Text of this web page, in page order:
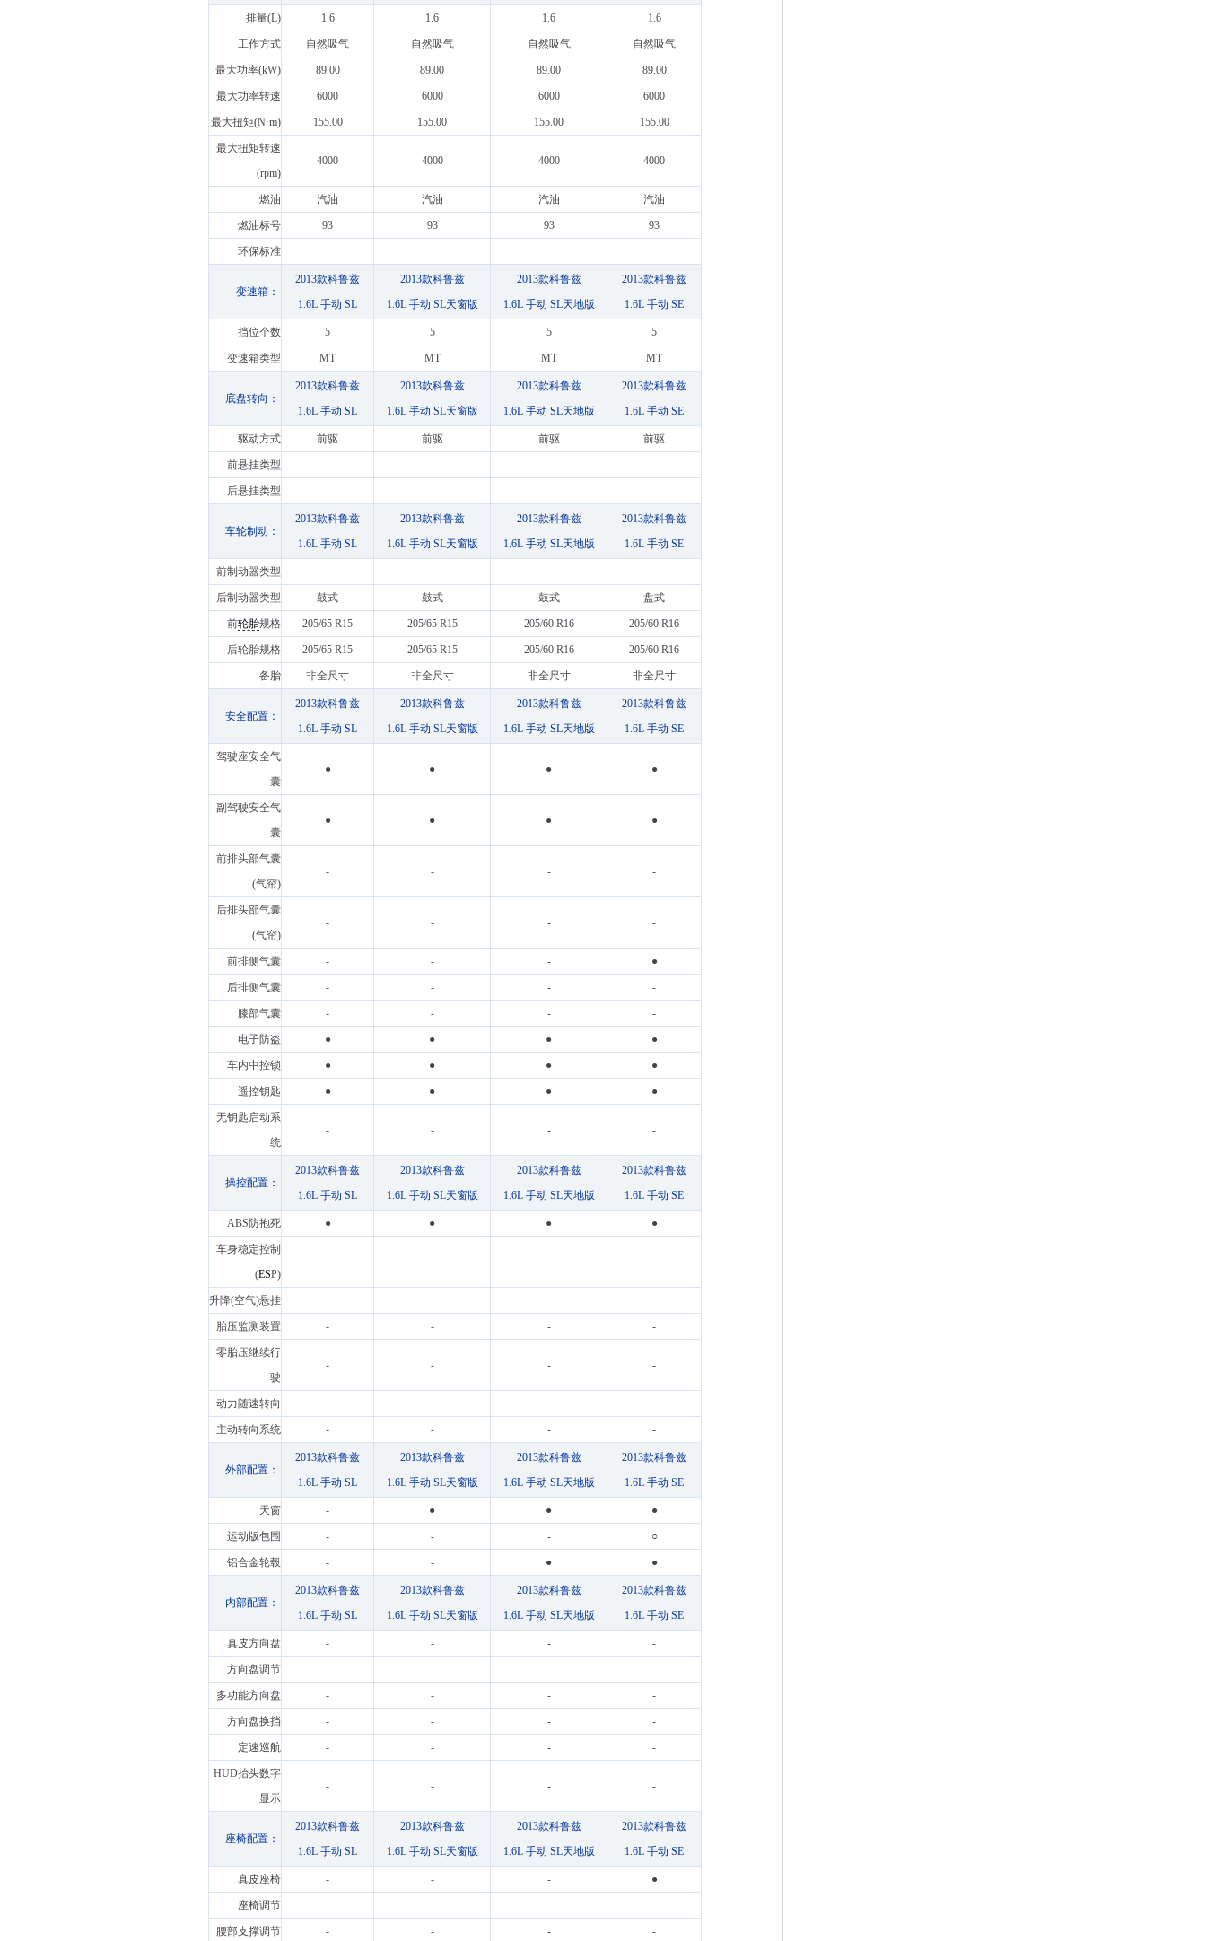
排量(L) 1.6 1.6 1.6 1.6
工作方式 自然吸气 自然吸气 自然吸气 自然吸气
最大功率(kW) 89.00 89.00 89.00 89.00
最大功率转速 6000 6000 6000 6000
最大扭矩(N·m) 155.00 155.00 155.00 155.00
最大扭矩转速
(rpm)
4000 4000 4000 4000
燃油 汽油 汽油 汽油 汽油
燃油标号 93 93 93 93
环保标准
变速箱：
2013款科鲁兹
1.6L 手动 SL
2013款科鲁兹
1.6L 手动 SL天窗版
2013款科鲁兹
1.6L 手动 SL天地版
2013款科鲁兹
1.6L 手动 SE
挡位个数 5 5 5 5
变速箱类型 MT MT MT MT
底盘转向：
2013款科鲁兹
1.6L 手动 SL
2013款科鲁兹
1.6L 手动 SL天窗版
2013款科鲁兹
1.6L 手动 SL天地版
2013款科鲁兹
1.6L 手动 SE
驱动方式 前驱 前驱 前驱 前驱
前悬挂类型
后悬挂类型
车轮制动：
2013款科鲁兹
1.6L 手动 SL
2013款科鲁兹
1.6L 手动 SL天窗版
2013款科鲁兹
1.6L 手动 SL天地版
2013款科鲁兹
1.6L 手动 SE
前制动器类型
后制动器类型 鼓式 鼓式 鼓式 盘式
前轮胎规格 205/65 R15 205/65 R15 205/60 R16 205/60 R16
后轮胎规格 205/65 R15 205/65 R15 205/60 R16 205/60 R16
备胎 非全尺寸 非全尺寸 非全尺寸 非全尺寸
安全配置：
2013款科鲁兹
1.6L 手动 SL
2013款科鲁兹
1.6L 手动 SL天窗版
2013款科鲁兹
1.6L 手动 SL天地版
2013款科鲁兹
1.6L 手动 SE
驾驶座安全气
囊
● ● ● ●
副驾驶安全气
囊
● ● ● ●
前排头部气囊
(气帘)
- - - -
后排头部气囊
(气帘)
- - - -
前排侧气囊 - - - ●
后排侧气囊 - - - -
膝部气囊 - - - -
电子防盗 ● ● ● ●
车内中控锁 ● ● ● ●
遥控钥匙 ● ● ● ●
无钥匙启动系
统
- - - -
操控配置：
2013款科鲁兹
1.6L 手动 SL
2013款科鲁兹
1.6L 手动 SL天窗版
2013款科鲁兹
1.6L 手动 SL天地版
2013款科鲁兹
1.6L 手动 SE
ABS防抱死 ● ● ● ●
车身稳定控制
(ESP)
- - - -
升降(空气)悬挂
胎压监测装置 - - - -
零胎压继续行
驶
- - - -
动力随速转向
主动转向系统 - - - -
外部配置：
2013款科鲁兹
1.6L 手动 SL
2013款科鲁兹
1.6L 手动 SL天窗版
2013款科鲁兹
1.6L 手动 SL天地版
2013款科鲁兹
1.6L 手动 SE
天窗 - ● ● ●
运动版包围 - - - ○
铝合金轮毂 - - ● ●
内部配置：
2013款科鲁兹
1.6L 手动 SL
2013款科鲁兹
1.6L 手动 SL天窗版
2013款科鲁兹
1.6L 手动 SL天地版
2013款科鲁兹
1.6L 手动 SE
真皮方向盘 - - - -
方向盘调节
多功能方向盘 - - - -
方向盘换挡 - - - -
定速巡航 - - - -
HUD抬头数字
显示
- - - -
座椅配置：
2013款科鲁兹
1.6L 手动 SL
2013款科鲁兹
1.6L 手动 SL天窗版
2013款科鲁兹
1.6L 手动 SL天地版
2013款科鲁兹
1.6L 手动 SE
真皮座椅 - - - ●
座椅调节
腰部支撑调节 - - - -